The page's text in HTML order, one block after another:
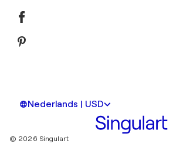
Nederlands | USD
© 2026 Singulart